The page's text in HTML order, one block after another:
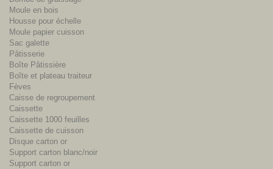
Moule en bois
Housse pour échelle
Moule papier cuisson
Sac galette
Pâtisserie
Boîte Pâtissière
Boîte et plateau traiteur
Fèves
Caisse de regroupement
Caissette
Caissette 1000 feuilles
Caissette de cuisson
Disque carton or
Support carton blanc/noir
Support carton or